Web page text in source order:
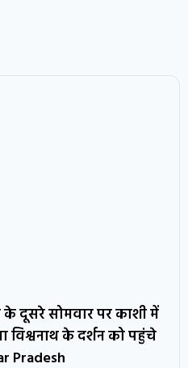
दूसरे सोमवार पर काशी में
विश्वनाथ के दर्शन को पहुंचे
Pradesh